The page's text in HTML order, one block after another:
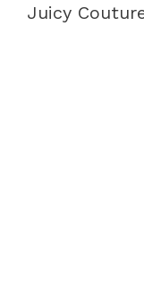
Juicy